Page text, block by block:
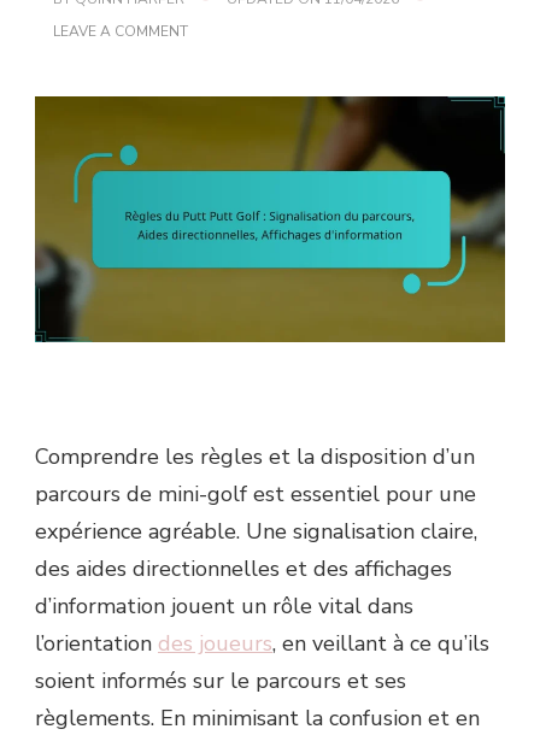
LEAVE A COMMENTON
SIGNALISATION
PARCOURS,
AIDES
AFFICHAGES
Comprendre les règles et la disposition d’un
parcours de mini-golf est essentiel pour une
expérience agréable. Une signalisation claire,
des aides directionnelles et des affichages
d’information jouent un rôle vital dans
l’orientation des joueurs, en veillant à ce qu’ils
soient informés sur le parcours et ses
règlements. En minimisant la confusion et en